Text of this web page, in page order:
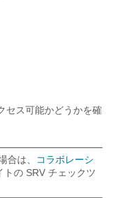
セス可能かどうかを確
合は 、コラボレーシ
トの SRV チェックツ